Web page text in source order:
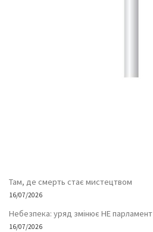
Там, де смерть стає мистецтвом
16/07/2026
Небезпека: уряд змінює НЕ парламент
16/07/2026